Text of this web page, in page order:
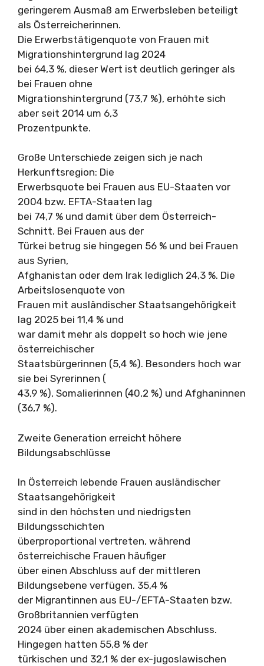
geringerem Ausmaß am Erwerbsleben beteiligt
als Österreicherinnen.
Die Erwerbstätigenquote von Frauen mit
Migrationshintergrund lag 2024
bei 64,3 %, dieser Wert ist deutlich geringer als
bei Frauen ohne
Migrationshintergrund (73,7 %), erhöhte sich
aber seit 2014 um 6,3
Prozentpunkte.
Große Unterschiede zeigen sich je nach
Herkunftsregion: Die
Erwerbsquote bei Frauen aus EU-Staaten vor
2004 bzw. EFTA-Staaten lag
bei 74,7 % und damit über dem Österreich-
Schnitt. Bei Frauen aus der
Türkei betrug sie hingegen 56 % und bei Frauen
aus Syrien,
Afghanistan oder dem Irak lediglich 24,3 %. Die
Arbeitslosenquote von
Frauen mit ausländischer Staatsangehörigkeit
lag 2025 bei 11,4 % und
war damit mehr als doppelt so hoch wie jene
österreichischer
Staatsbürgerinnen (5,4 %). Besonders hoch war
sie bei Syrerinnen (
43,9 %), Somalierinnen (40,2 %) und Afghaninnen
(36,7 %).
Zweite Generation erreicht höhere
Bildungsabschlüsse
In Österreich lebende Frauen ausländischer
Staatsangehörigkeit
sind in den höchsten und niedrigsten
Bildungsschichten
überproportional vertreten, während
österreichische Frauen häufiger
über einen Abschluss auf der mittleren
Bildungsebene verfügen. 35,4 %
der Migrantinnen aus EU-/EFTA-Staaten bzw.
Großbritannien verfügten
2024 über einen akademischen Abschluss.
Hingegen hatten 55,8 % der
türkischen und 32,1 % der ex-jugoslawischen